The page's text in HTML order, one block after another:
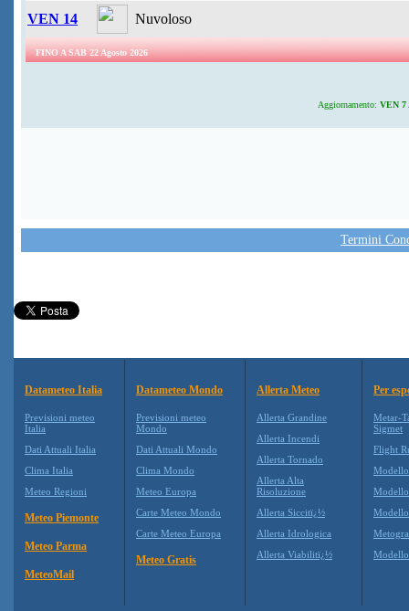
VEN 14 Nuvoloso
FINO A SAB 22 Agosto 2026
Aggiornamento: VEN 7
Termini
Datameteo Italia
Previsioni meteo
Italia
Dati Attuali Italia
Clima Italia
Meteo Regioni
Meteo Piemonte
Meteo Parma
MeteoMail
Datameteo Mondo
Previsioni meteo
Mondo
Dati Attuali Mondo
Clima Mondo
Meteo Europa
Carte Meteo Mondo
Carte Meteo Europa
Meteo Gratis
Allerta Meteo
Allerta Grandine
Allerta Incendi
Allerta Tornado
Allerta Alta
Risoluzione
Allerta Siccitï¿½
Allerta Idrologica
Allerta Viabilitï¿½
Per
Metar-
Sigmet
Flight
Modello